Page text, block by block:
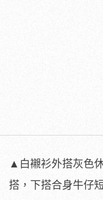
▲白襯衫外搭灰色
搭，下搭合身牛仔